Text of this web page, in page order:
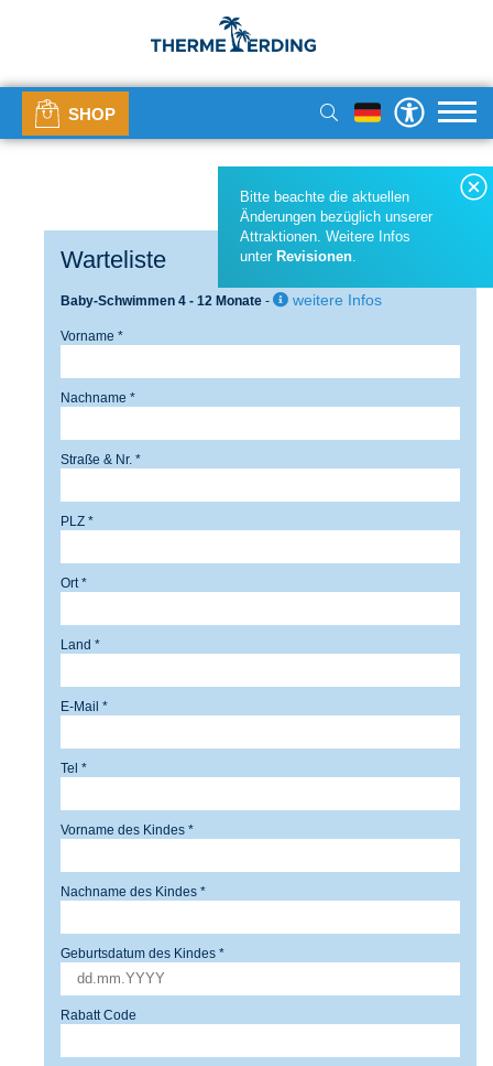
SHOP
Bitte beachte die aktuellen
Änderungen bezüglich unserer
Attraktionen. Weitere Infos
unter Revisionen.
Warteliste
Baby-Schwimmen 4 - 12 Monate - weitere Infos
Vorname *
Nachname *
Straße & Nr. *
PLZ *
Ort *
Land *
E-Mail *
Tel *
Vorname des Kindes *
Nachname des Kindes *
Geburtsdatum des Kindes *
Rabatt Code